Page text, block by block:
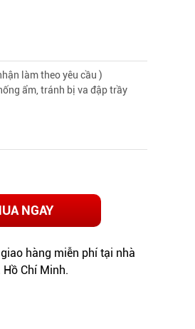
làm theo yêu cầu )
ẩm, tránh bị va đập trầy
NGAY
hàng miễn phí tại nhà
Chí Minh.